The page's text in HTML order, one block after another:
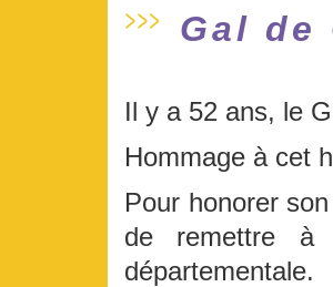
Gal de
Il y a 52 ans, le
Hommage à cet
Pour honorer
de remettre à
départementale.